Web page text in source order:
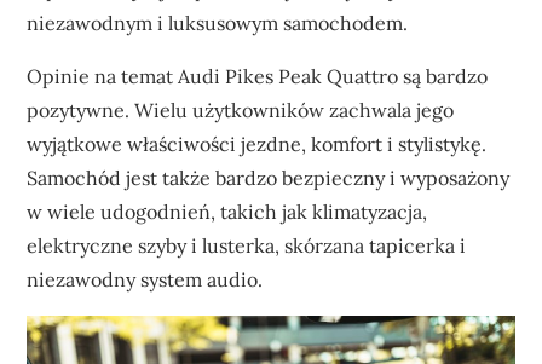
niezawodnym i luksusowym samochodem.
Opinie na temat Audi Pikes Peak Quattro są bardzo
pozytywne. Wielu użytkowników zachwala jego
wyjątkowe właściwości jezdne, komfort i stylistykę.
Samochód jest także bardzo bezpieczny i wyposażony
w wiele udogodnień, takich jak klimatyzacja,
elektryczne szyby i lusterka, skórzana tapicerka i
niezawodny system audio.